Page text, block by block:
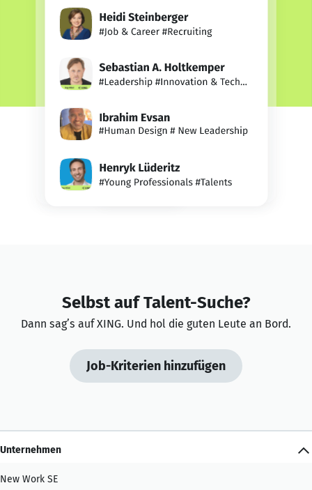
Selbst auf Talent-Suche?
Dann sag’s auf XING. Und hol die guten Leute an Bord.
Job-Kriterien hinzufügen
Unternehmen
New Work SE